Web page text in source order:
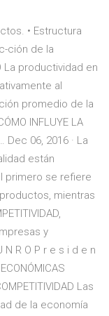
• Estructura
ción de la
La productividad en
al
promedio de la
INFLUYE LA
Dec 06, 2016 · La
están
primero se refiere
mientras
y
R O P r e s i d e n
Las
de la economía